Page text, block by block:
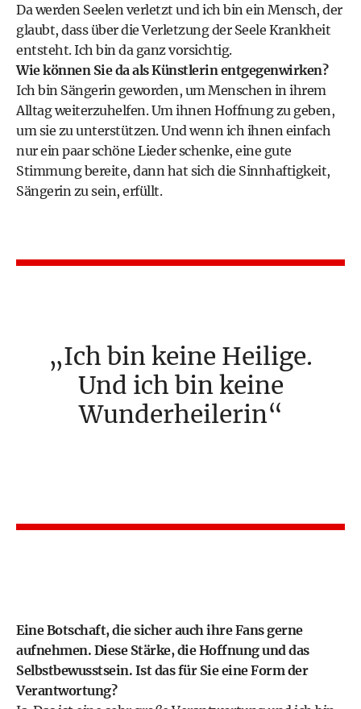
Da werden Seelen verletzt und ich bin ein Mensch, der
glaubt, dass über die Verletzung der Seele Krankheit
entsteht. Ich bin da ganz vorsichtig.
Wie können Sie da als Künstlerin entgegenwirken?
Ich bin Sängerin geworden, um Menschen in ihrem
Alltag weiterzuhelfen. Um ihnen Hoffnung zu geben,
um sie zu unterstützen. Und wenn ich ihnen einfach
nur ein paar schöne Lieder schenke, eine gute
Stimmung bereite, dann hat sich die Sinnhaftigkeit,
Sängerin zu sein, erfüllt.
Ich bin keine Heilige.
Und ich bin keine
Wunderheilerin
Eine Botschaft, die sicher auch ihre Fans gerne
aufnehmen. Diese Stärke, die Hoffnung und das
Selbstbewusstsein. Ist das für Sie eine Form der
Verantwortung?